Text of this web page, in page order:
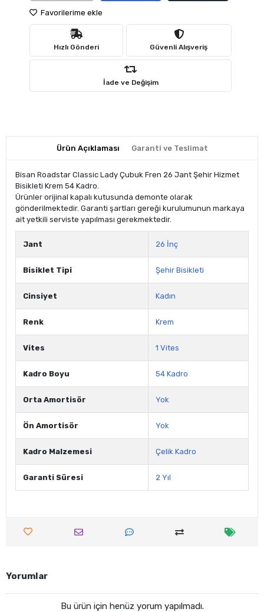
Favorilerime ekle
Hızlı Gönderi Güvenli Alışveriş
İade ve Değişim
Ürün Açıklaması Garanti ve Teslimat
Bisan Roadstar Classic Lady Çubuk Fren 26 Jant Şehir Hizmet
Bisikleti Krem 54 Kadro.
Ürünler orijinal kapalı kutusunda demonte olarak
gönderilmektedir. Garanti şartları gereği kurulumunun markaya
ait yetkili serviste yapılması gerekmektedir.
Jant 26 İnç
Bisiklet Tipi Şehir Bisikleti
Cinsiyet Kadın
Renk Krem
Vites 1 Vites
Kadro Boyu 54 Kadro
Orta Amortisör Yok
Ön Amortisör Yok
Kadro Malzemesi Çelik Kadro
Garanti Süresi 2 Yıl
Yorumlar
Bu ürün için henüz yorum yapılmadı.